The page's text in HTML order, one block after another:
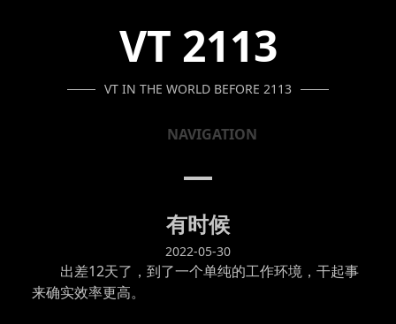
VT 2113
VT IN THE WORLD BEFORE 2113
NAVIGATION
有时候
2022-05-30
出差12天了，到了一个单纯的工作环境，干起事
来确实效率更高。